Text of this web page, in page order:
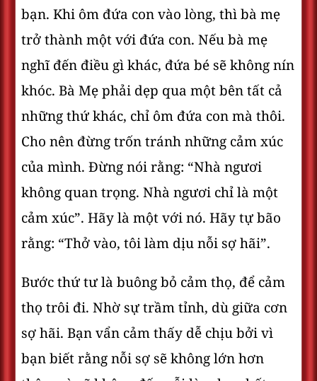
bạn. Khi ôm đứa con vào lòng, thì bà mẹ
trở thành một với đứa con. Nếu bà mẹ
nghĩ đến điều gì khác, đứa bé sẽ không nín
khóc. Bà Mẹ phải dẹp qua một bên tất cả
những thứ khác, chỉ ôm đứa con mà thôi.
Cho nên đừng trốn tránh những cảm xúc
của mình. Đừng nói rằng: “Nhà ngươi
không quan trọng. Nhà ngươi chỉ là một
cảm xúc”. Hãy là một với nó. Hãy tự bão
rằng: “Thở vào, tôi làm dịu nỗi sợ hãi”.
Bước thứ tư là buông bỏ cảm thọ, để cảm
thọ trôi đi. Nhờ sự trầm tỉnh, dù giữa cơn
sợ hãi. Bạn vẩn cảm thấy dễ chịu bởi vì
bạn biết rằng nỗi sợ sẽ không lớn hơn